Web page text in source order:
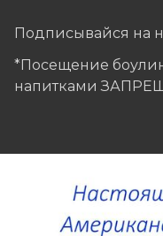
Подписывайся на
*Посещение
напитками